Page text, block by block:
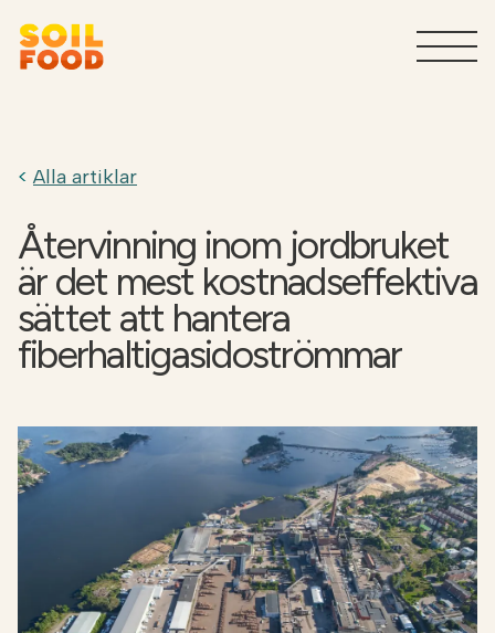
Tjänster för industrin
Produkter för industrin
Varför Soilfood
NÄTBUTIKEN
Alla artiklar
Återvinning inom jordbruket
är det mest kostnadseffektiva
sättet att hantera
fiberhaltigasidoströmmar